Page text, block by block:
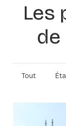
Les
de
Tout